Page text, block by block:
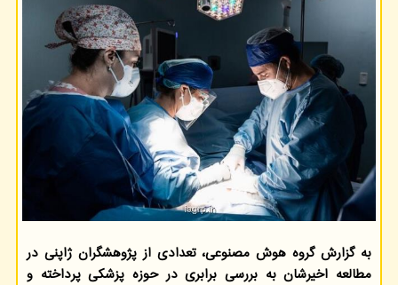
به گزارش گروه هوش مصنوعی، تعدادی از پژوهشگران ژاپنی در
مطالعه اخیرشان به بررسی برابری در حوزه پزشکی پرداخته و